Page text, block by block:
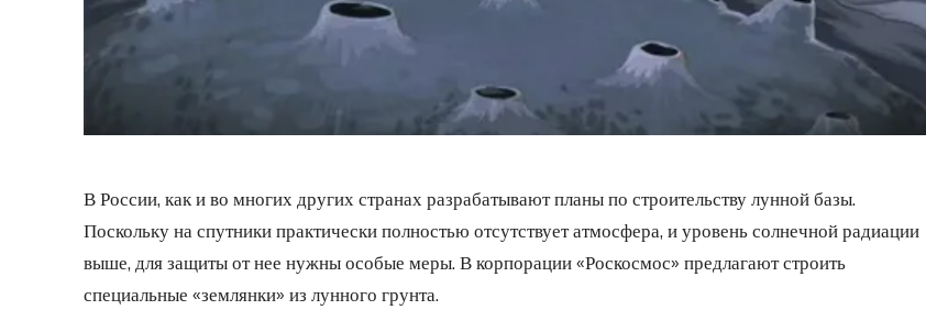
В России, как и во многих других странах разрабатывают планы по строительству лунной базы.
Поскольку на спутники практически полностью отсутствует атмосфера, и уровень солнечной радиации
выше, для защиты от нее нужны особые меры. В корпорации «Роскосмос» предлагают строить
специальные «землянки» из лунного грунта.